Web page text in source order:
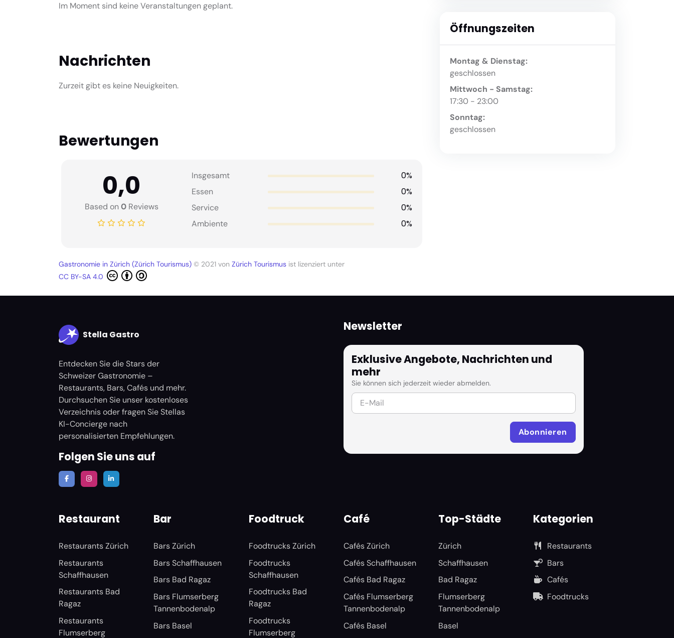
Im Moment sind keine Veranstaltungen geplant.
Nachrichten
Zurzeit gibt es keine Neuigkeiten.
Bewertungen
0,0
Based on0Reviews
Insgesamt 0%
Essen 0%
Service 0%
Ambiente 0%
Gastronomie in Zürich (Zürich Tourismus) © 2021 von Zürich Tourismus ist lizenziert unter
CC BY-SA 4.0
Öffnungszeiten
Montag & Dienstag:
geschlossen
Mittwoch - Samstag:
17:30 - 23:00
Sonntag:
geschlossen
Stella Gastro
Entdecken Sie die Stars der
Schweizer Gastronomie –
Restaurants, Bars, Cafés und mehr.
Durchsuchen Sie unser kostenloses
Verzeichnis oder fragen Sie Stellas
KI-Concierge nach
personalisierten Empfehlungen.
Folgen Sie uns auf
Newsletter
Exklusive Angebote, Nachrichten und
mehr
Sie können sich jederzeit wieder abmelden.
Restaurant
Restaurants Zürich
Restaurants
Schaffhausen
Restaurants Bad
Ragaz
Restaurants
Flumserberg
Bar
Bars Zürich
Bars Schaffhausen
Bars Bad Ragaz
Bars Flumserberg
Tannenbodenalp
Bars Basel
Foodtruck
Foodtrucks Zürich
Foodtrucks
Schaffhausen
Foodtrucks Bad
Ragaz
Foodtrucks
Flumserberg
Café
Cafés Zürich
Cafés Schaffhausen
Cafés Bad Ragaz
Cafés Flumserberg
Tannenbodenalp
Cafés Basel
Top-Städte
Zürich
Schaffhausen
Bad Ragaz
Flumserberg
Tannenbodenalp
Basel
Kategorien
Restaurants
Bars
Cafés
Foodtrucks